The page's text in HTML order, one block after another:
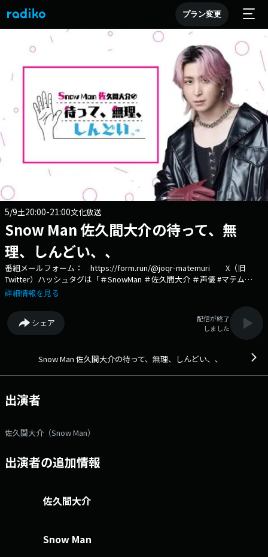
プラン変更
5/9土20:00-21:00文化放送
Snow Man 佐久間大介の待って、無
理、しんどい、、
番組メールフォーム： https://form.run/@joqr-matemuri X（旧
Twitter）ハッシュタグは「＃SnowMan ＃佐久間大介 ＃声優 #マテム
り」 X（旧Twitter）ページは
『佐久間大介』が文化放送A&Gに進出。自分の好きな『アニメ』『ゲー
ム』の話題はもちろん、あらゆるオタクな一面をあますところなくお届け
します。 メールフォームはこちら→https://form.run/@joqr-
文化放送公式X（旧Twitter）ハッシュタグは「#文化放送」 文化放送公
詳細情報を見る
シェア
配信が終了
しました
Snow Man 佐久間大介の待って、無理、しんどい、、
出演者
佐久間大介（Snow Man）
出演者の追加情報
佐久間大介
Snow Man